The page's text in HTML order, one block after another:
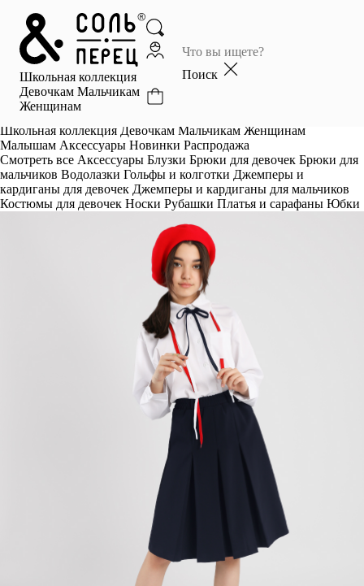
Школьная коллекция
Девочкам Мальчикам
Женщинам
Поиск
Главная
Каталог
Избранное
Школьная коллекция Девочкам Мальчикам Женщинам
Малышам Аксессуары Новинки Распродажа
Смотреть все Аксессуары Блузки Брюки для девочек Брюки для
мальчиков Водолазки Гольфы и колготки Джемперы и
кардиганы для девочек Джемперы и кардиганы для мальчиков
Костюмы для девочек Носки Рубашки Платья и сарафаны Юбки